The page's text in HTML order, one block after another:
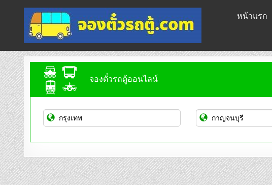
content
จองตั๋วรถตู้ออนไลน์
บริการจองตั๋วรถตู้ออนไลน์
หน้าแรก
จองตั๋วรถตู้ออนไลน์